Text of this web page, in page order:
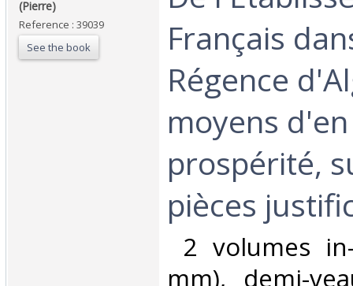
(Pierre)‎
Reference : 39039
See the book
Français
Régence
moyens
prospérité,
pièces
2 volumes
mm), demi-